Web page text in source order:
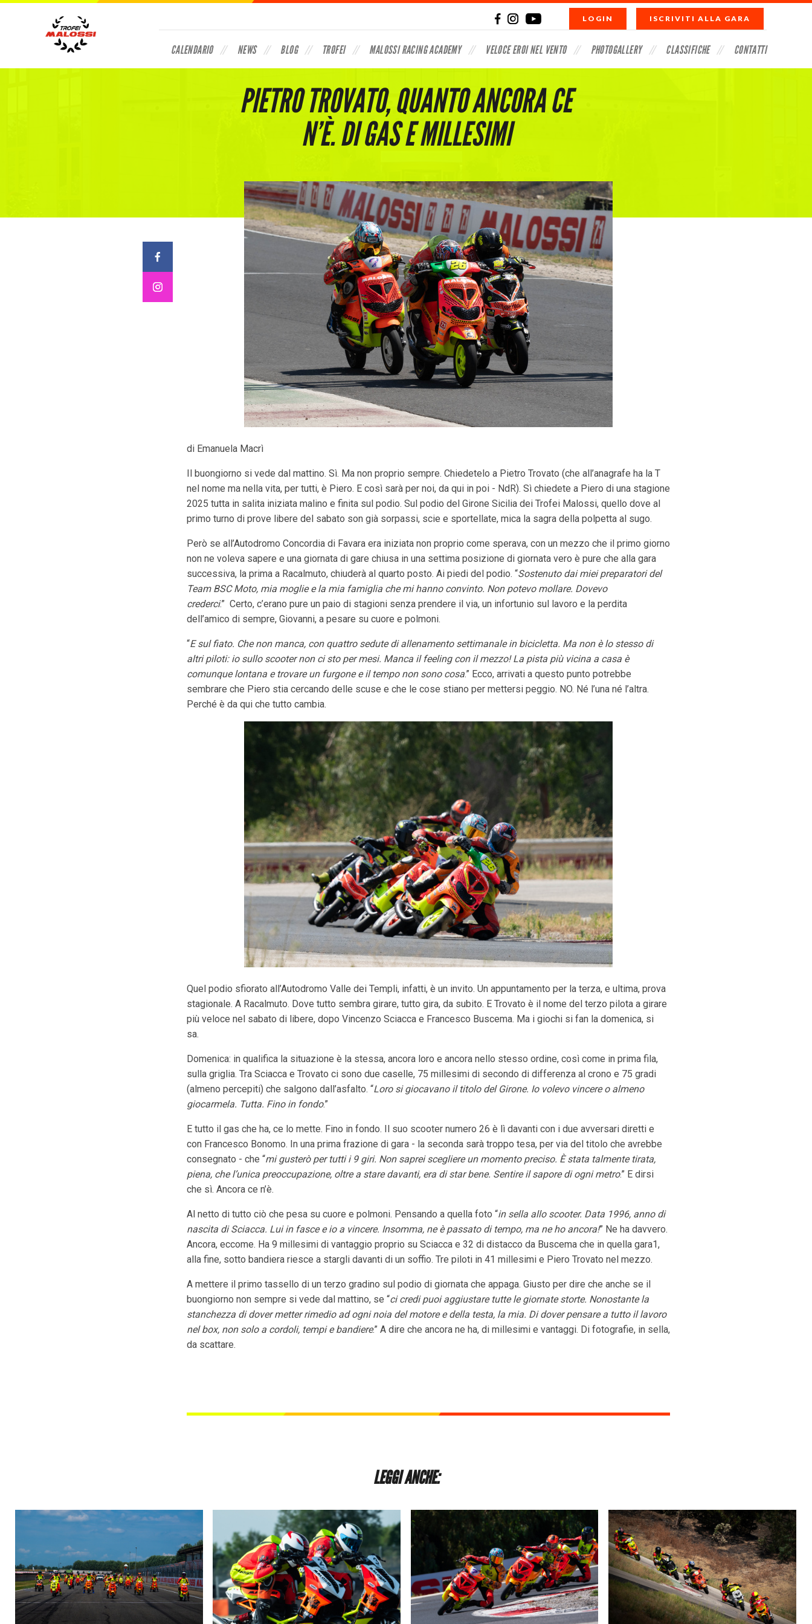
LOGIN ISCRIVITI ALLA GARA
CALENDARIO NEWS BLOG TROFEI MALOSSI RACING ACADEMY VELOCE EROI NEL VENTO PHOTOGALLERY CLASSIFICHE CONTATTI
PIETRO TROVATO, QUANTO ANCORA CE
N’È. DI GAS E MILLESIMI
di Emanuela Macrì
Il buongiorno si vede dal mattino. Sì. Ma non proprio sempre. Chiedetelo a Pietro Trovato (che all’anagrafe ha la T
nel nome ma nella vita, per tutti, è Piero. E così sarà per noi, da qui in poi - NdR). Sì chiedete a Piero di una stagione
2025 tutta in salita iniziata malino e finita sul podio. Sul podio del Girone Sicilia dei Trofei Malossi, quello dove al
primo turno di prove libere del sabato son già sorpassi, scie e sportellate, mica la sagra della polpetta al sugo.
Però se all’Autodromo Concordia di Favara era iniziata non proprio come sperava, con un mezzo che il primo giorno
non ne voleva sapere e una giornata di gare chiusa in una settima posizione di giornata vero è pure che alla gara
successiva, la prima a Racalmuto, chiuderà al quarto posto. Ai piedi del podio. “Sostenuto dai miei preparatori del
Team BSC Moto, mia moglie e la mia famiglia che mi hanno convinto. Non potevo mollare. Dovevo
crederci.” Certo, c’erano pure un paio di stagioni senza prendere il via, un infortunio sul lavoro e la perdita
dell’amico di sempre, Giovanni, a pesare su cuore e polmoni.
“E sul fiato. Che non manca, con quattro sedute di allenamento settimanale in bicicletta. Ma non è lo stesso di
altri piloti: io sullo scooter non ci sto per mesi. Manca il feeling con il mezzo! La pista più vicina a casa è
comunque lontana e trovare un furgone e il tempo non sono cosa.” Ecco, arrivati a questo punto potrebbe
sembrare che Piero stia cercando delle scuse e che le cose stiano per mettersi peggio. NO. Né l’una né l’altra.
Perché è da qui che tutto cambia.
Quel podio sfiorato all’Autodromo Valle dei Templi, infatti, è un invito. Un appuntamento per la terza, e ultima, prova
stagionale. A Racalmuto. Dove tutto sembra girare, tutto gira, da subito. E Trovato è il nome del terzo pilota a girare
più veloce nel sabato di libere, dopo Vincenzo Sciacca e Francesco Buscema. Ma i giochi si fan la domenica, si
sa.
Domenica: in qualifica la situazione è la stessa, ancora loro e ancora nello stesso ordine, così come in prima fila,
sulla griglia. Tra Sciacca e Trovato ci sono due caselle, 75 millesimi di secondo di differenza al crono e 75 gradi
(almeno percepiti) che salgono dall’asfalto. “Loro si giocavano il titolo del Girone. Io volevo vincere o almeno
giocarmela. Tutta. Fino in fondo.”
E tutto il gas che ha, ce lo mette. Fino in fondo. Il suo scooter numero 26 è lì davanti con i due avversari diretti e
con Francesco Bonomo. In una prima frazione di gara - la seconda sarà troppo tesa, per via del titolo che avrebbe
consegnato - che “mi gusterò per tutti i 9 giri. Non saprei scegliere un momento preciso. È stata talmente tirata,
piena, che l’unica preoccupazione, oltre a stare davanti, era di star bene. Sentire il sapore di ogni metro.” E dirsi
che sì. Ancora ce n’è.
Al netto di tutto ciò che pesa su cuore e polmoni. Pensando a quella foto “in sella allo scooter. Data 1996, anno di
nascita di Sciacca. Lui in fasce e io a vincere. Insomma, ne è passato di tempo, ma ne ho ancora!” Ne ha davvero.
Ancora, eccome. Ha 9 millesimi di vantaggio proprio su Sciacca e 32 di distacco da Buscema che in quella gara1,
alla fine, sotto bandiera riesce a stargli davanti di un soffio. Tre piloti in 41 millesimi e Piero Trovato nel mezzo.
A mettere il primo tassello di un terzo gradino sul podio di giornata che appaga. Giusto per dire che anche se il
buongiorno non sempre si vede dal mattino, se “ci credi puoi aggiustare tutte le giornate storte. Nonostante la
stanchezza di dover metter rimedio ad ogni noia del motore e della testa, la mia. Di dover pensare a tutto il lavoro
nel box, non solo a cordoli, tempi e bandiere.” A dire che ancora ne ha, di millesimi e vantaggi. Di fotografie, in sella,
da scattare.
LEGGI ANCHE: